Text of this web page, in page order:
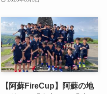
【阿蘇FireCup】阿蘇の地